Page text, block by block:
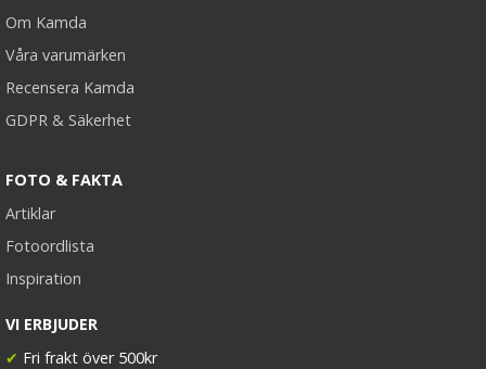
Om Kamda
Våra varumärken
Recensera Kamda
GDPR & Säkerhet
FOTO & FAKTA
Artiklar
Fotoordlista
Inspiration
VI ERBJUDER
✔ Fri frakt över 500kr